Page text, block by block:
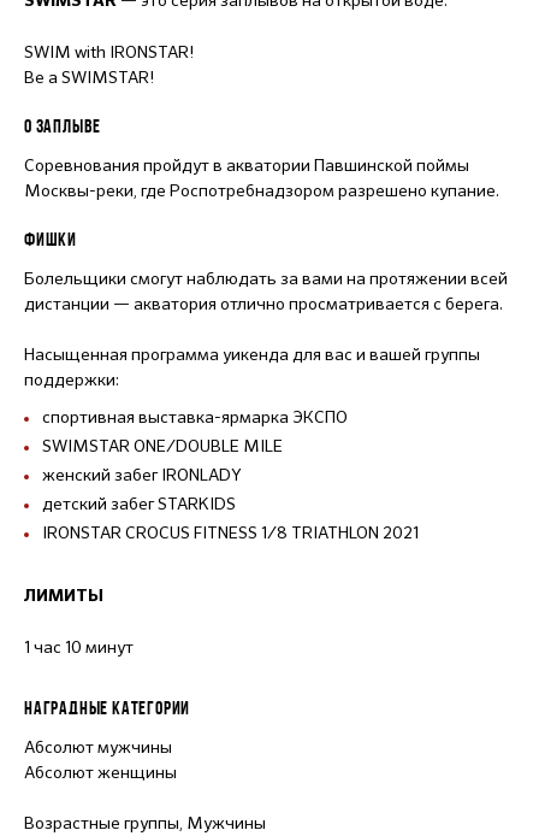
SWIM with IRONSTAR!
Be a SWIMSTAR!
О ЗАПЛЫВЕ
Соревнования пройдут в акватории Павшинской поймы
Москвы-реки, где Роспотребнадзором разрешено купание.
ФИШКИ
Болельщики смогут наблюдать за вами на протяжении всей
дистанции — акватория отлично просматривается с берега.
Насыщенная программа уикенда для вас и вашей группы
поддержки:
спортивная выставка-ярмарка ЭКСПО
SWIMSTAR ONE/DOUBLE MILE
женский забег IRONLADY
детский забег STARKIDS
IRONSTAR CROCUS FITNESS 1/8 TRIATHLON 2021
ЛИМИТЫ
1 час 10 минут
НАГРАДНЫЕ КАТЕГОРИИ
Абсолют мужчины
Абсолют женщины
Возрастные группы, Мужчины